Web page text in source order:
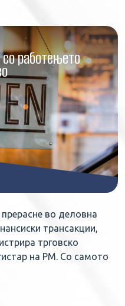
работењето
во деловна
трансакции,
трговско
на РМ. Со самото